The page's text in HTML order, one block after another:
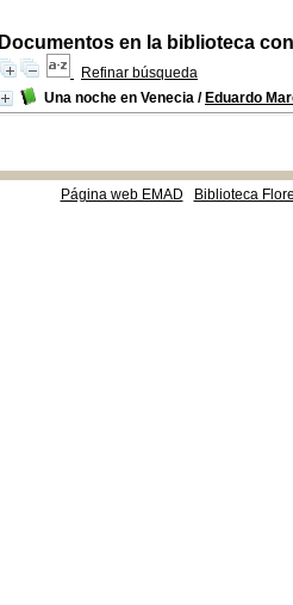
Documentos en la biblioteca
Refinar búsqueda
Una noche en Venecia / Eduardo
Página web EMAD Biblioteca